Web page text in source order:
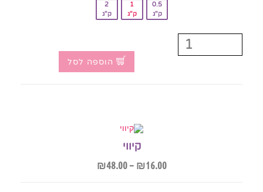
0.5
ק"ג
1
ק"ג
2
ק"ג
הוספה לסל
קיווי
₪16.00
–
₪48.00